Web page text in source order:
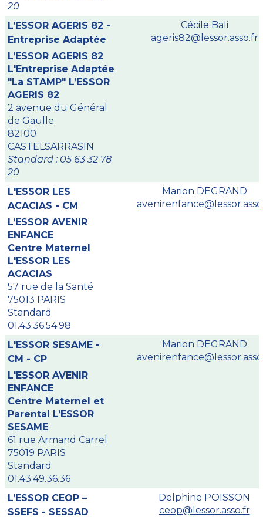
20
L’ESSOR AGERIS 82 -
Entreprise Adaptée
L’ESSOR AGERIS 82
L'Entreprise Adaptée
"La STAMP" L’ESSOR
AGERIS 82
2 avenue du Général
de Gaulle
82100
CASTELSARRASIN
Standard : 05 63 32 78
20
Cécile Bali
ageris82@lessor.asso.fr
L'ESSOR LES
ACACIAS - CM
L’ESSOR AVENIR
ENFANCE
Centre Maternel
L'ESSOR LES
ACACIAS
57 rue de la Santé
75013 PARIS
Standard
01.43.36.54.98
Marion DEGRAND
L'ESSOR SESAME -
CM - CP
L'ESSOR AVENIR
ENFANCE
Centre Maternel et
Parental L’ESSOR
SESAME
61 rue Armand Carrel
75019 PARIS
Standard
01.43.49.36.36
Marion DEGRAND
L’ESSOR CEOP –
SSEFS - SESSAD
Delphine POISSON
ceop@lessor.asso.fr